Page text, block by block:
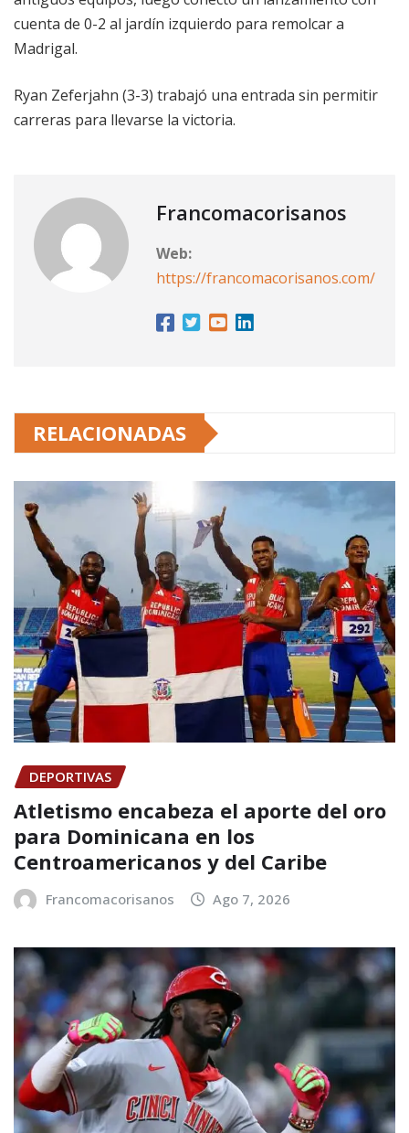
cuenta de 0-2 al jardín izquierdo para remolcar a
Madrigal.
Ryan Zeferjahn (3-3) trabajó una entrada sin permitir
carreras para llevarse la victoria.
Francomacorisanos
Web:
https://francomacorisanos.com/
RELACIONADAS
DEPORTIVAS
Atletismo encabeza el aporte del oro
para Dominicana en los
Centroamericanos y del Caribe
Francomacorisanos Ago 7, 2026